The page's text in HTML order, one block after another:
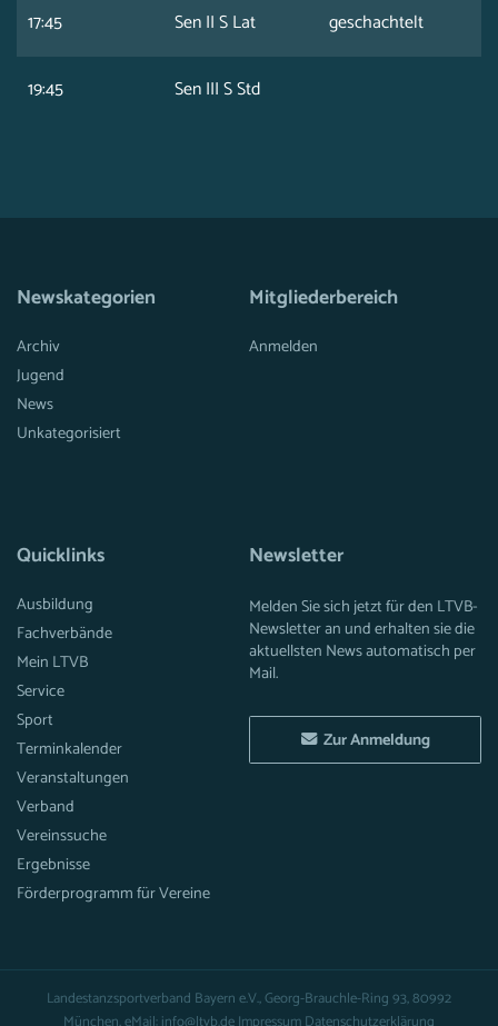
17:45 Sen II S Lat geschachtelt
19:45 Sen III S Std
Newskategorien
Archiv
Jugend
News
Unkategorisiert
Mitgliederbereich
Anmelden
Quicklinks
Ausbildung
Fachverbände
Mein LTVB
Service
Sport
Terminkalender
Veranstaltungen
Verband
Vereinssuche
Ergebnisse
Förderprogramm für Vereine
Newsletter
Melden Sie sich jetzt für den LTVB-
Newsletter an und erhalten sie die
aktuellsten News automatisch per
Mail.
Zur Anmeldung
Landestanzsportverband Bayern e.V., Georg-Brauchle-Ring 93, 80992